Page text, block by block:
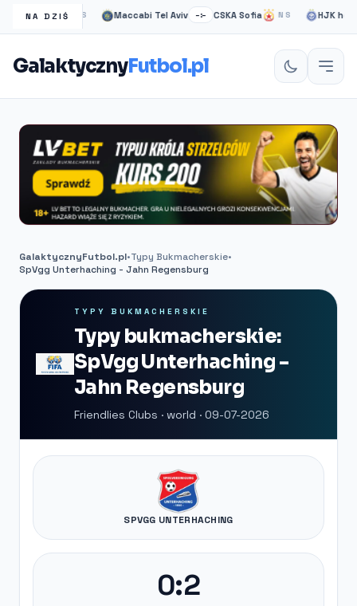
NA DZIŚ
Rangers NS Maccabi Tel Aviv –:– CSKA Sofia NS HJK helsinki
GalaktycznyFutbol.pl
GalaktycznyFutbol.pl•Typy Bukmacherskie•
SpVgg Unterhaching - Jahn Regensburg
TYPY BUKMACHERSKIE
Typy bukmacherskie:
SpVgg Unterhaching -
Jahn Regensburg
Friendlies Clubs · world · 09-07-2026
SPVGG UNTERHACHING
0:2